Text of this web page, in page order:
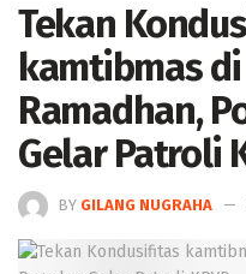
Tekan
kamtibmas
Ramadhan,
Gelar Patroli
BY GILANG NUGRAHA